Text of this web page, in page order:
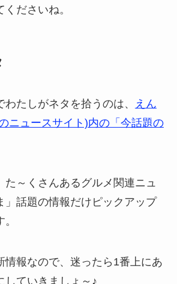
ださいね。
たしがネタを拾うのは、
えん
ニュースサイト)内の「今話題の
た～くさんあるグルメ関連ニュ
」話題の情報だけピックアップ
情報なので、迷ったら1番上にあ
していきましょ～♪